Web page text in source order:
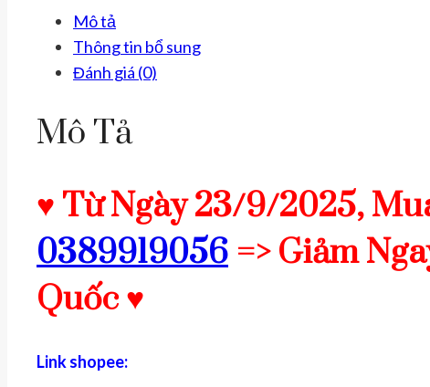
99%
có
định
số
lượng
Mô tả
Thông tin bổ sung
Đánh giá (0)
Mô Tả
♥ Từ Ngày 23/9/2025,
0389919056 => Giảm
Quốc ♥
Link shopee: